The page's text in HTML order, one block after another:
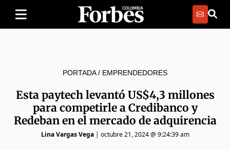
PORTADA/ EMPRENDEDORES
Esta paytech levantó US$4,3 millones
para competirle a Credibanco y
Redeban en el mercado de adquirencia
Lina Vargas Vega| octubre 21, 2024 @ 9:24:39 am